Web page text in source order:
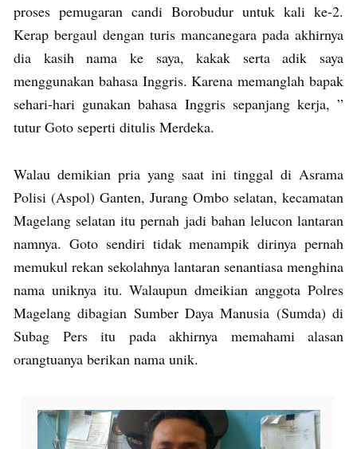
proses pemugaran candi Borobudur untuk kali ke-2.
Kerap bergaul dengan turis mancanegara pada akhirnya
dia kasih nama ke saya, kakak serta adik saya
menggunakan bahasa Inggris. Karena memanglah bapak
sehari-hari gunakan bahasa Inggris sepanjang kerja, ”
tutur Goto seperti ditulis Merdeka.
Walau demikian pria yang saat ini tinggal di Asrama
Polisi (Aspol) Ganten, Jurang Ombo selatan, kecamatan
Magelang selatan itu pernah jadi bahan lelucon lantaran
namnya. Goto sendiri tidak menampik dirinya pernah
memukul rekan sekolahnya lantaran senantiasa menghina
nama uniknya itu. Walaupun dmeikian anggota Polres
Magelang dibagian Sumber Daya Manusia (Sumda) di
Subag Pers itu pada akhirnya memahami alasan
orangtuanya berikan nama unik.